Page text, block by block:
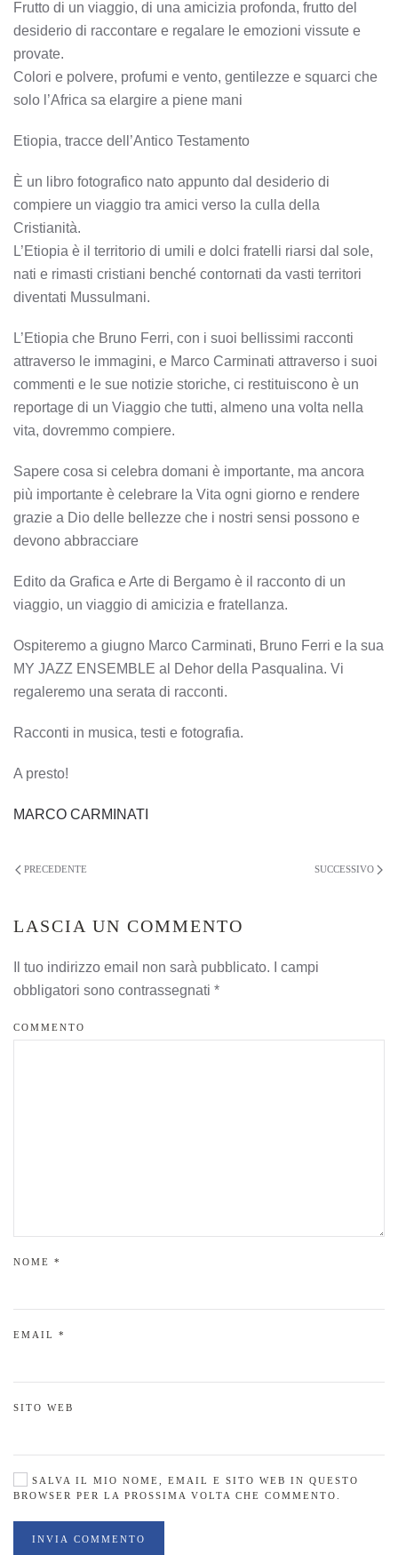
Frutto di un viaggio, di una amicizia profonda, frutto del
desiderio di raccontare e regalare le emozioni vissute e
provate.
Colori e polvere, profumi e vento, gentilezze e squarci che
solo l’Africa sa elargire a piene mani
Etiopia, tracce dell’Antico Testamento
È un libro fotografico nato appunto dal desiderio di
compiere un viaggio tra amici verso la culla della
Cristianità.
L’Etiopia è il territorio di umili e dolci fratelli riarsi dal sole,
nati e rimasti cristiani benché contornati da vasti territori
diventati Mussulmani.
L’Etiopia che Bruno Ferri, con i suoi bellissimi racconti
attraverso le immagini, e Marco Carminati attraverso i suoi
commenti e le sue notizie storiche, ci restituiscono è un
reportage di un Viaggio che tutti, almeno una volta nella
vita, dovremmo compiere.
Sapere cosa si celebra domani è importante, ma ancora
più importante è celebrare la Vita ogni giorno e rendere
grazie a Dio delle bellezze che i nostri sensi possono e
devono abbracciare
Edito da Grafica e Arte di Bergamo è il racconto di un
viaggio, un viaggio di amicizia e fratellanza.
Ospiteremo a giugno Marco Carminati, Bruno Ferri e la sua
MY JAZZ ENSEMBLE al Dehor della Pasqualina. Vi
regaleremo una serata di racconti.
Racconti in musica, testi e fotografia.
A presto!
MARCO CARMINATI
PRECEDENTE SUCCESSIVO
LASCIA UN COMMENTO
Il tuo indirizzo email non sarà pubblicato. I campi
obbligatori sono contrassegnati *
COMMENTO
NOME *
EMAIL *
SITO WEB
SALVA IL MIO NOME, EMAIL E SITO WEB IN QUESTO
BROWSER PER LA PROSSIMA VOLTA CHE COMMENTO.
INVIA COMMENTO